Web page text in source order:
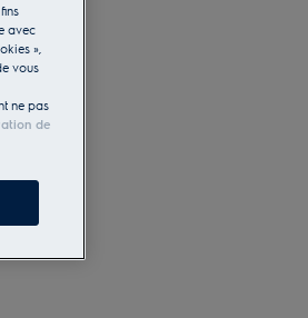
avec
»,
vous
ne pas
de